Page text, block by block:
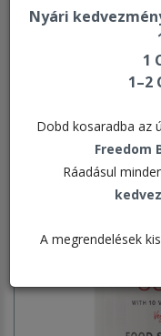
Nyári
1
1–2
Dobd kosaradba az
Freedom
Ráadásul
A megrendelések
Étrend-
Forever